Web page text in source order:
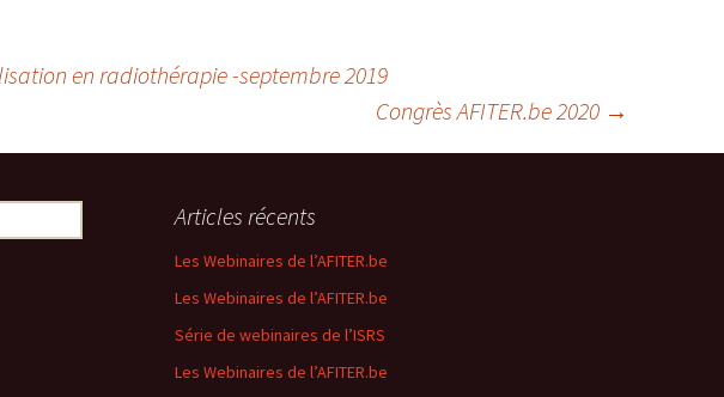
en radiothérapie -septembre 2019
Congrès AFITER.be 2020 →
Articles récents
Les Webinaires de l’AFITER.be
Les Webinaires de l’AFITER.be
Série de webinaires de l’ISRS
Les Webinaires de l’AFITER.be